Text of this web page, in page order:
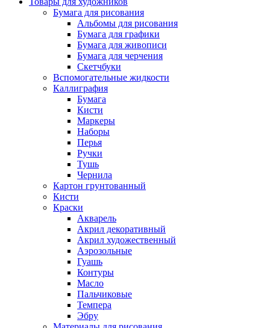
Бумага для рисования
Альбомы для рисования
Бумага для графики
Бумага для живописи
Бумага для черчения
Скетчбуки
Вспомогательные жидкости
Каллиграфия
Бумага
Кисти
Маркеры
Наборы
Перья
Ручки
Тушь
Чернила
Картон грунтованный
Кисти
Краски
Акварель
Акрил декоративный
Акрил художественный
Аэрозольные
Гуашь
Контуры
Масло
Пальчиковые
Темпера
Эбру